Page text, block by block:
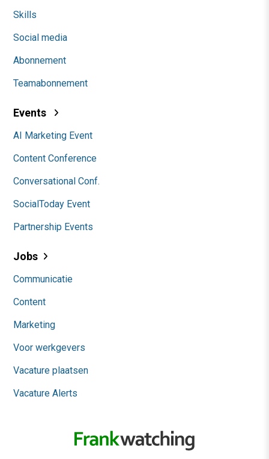
Skills
Social media
Abonnement
Teamabonnement
Events
AI Marketing Event
Content Conference
Conversational Conf.
SocialToday Event
Partnership Events
Jobs
Communicatie
Content
Marketing
Voor werkgevers
Vacature plaatsen
Vacature Alerts